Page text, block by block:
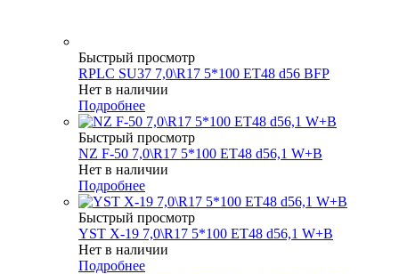
Быстрый просмотр
RPLC SU37 7,0\R17 5*100 ET48 d56 BFP
Нет в наличии
Подробнее
Быстрый просмотр
NZ F-50 7,0\R17 5*100 ET48 d56,1 W+B
Нет в наличии
Подробнее
Быстрый просмотр
YST X-19 7,0\R17 5*100 ET48 d56,1 W+B
Нет в наличии
Подробнее